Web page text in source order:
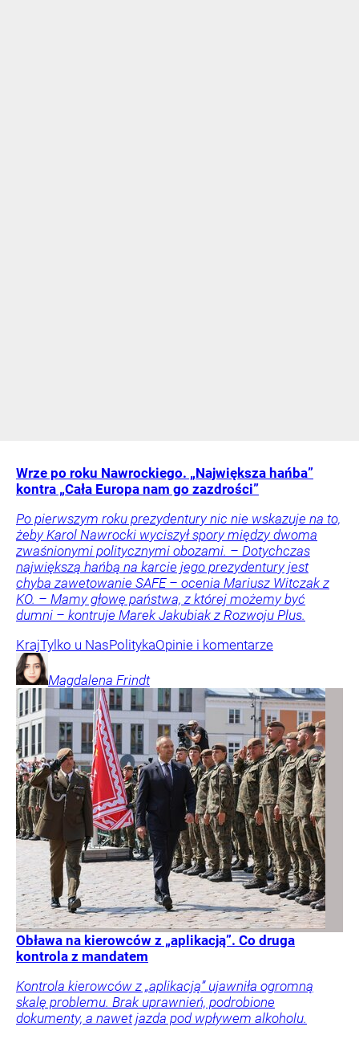
Wrze po roku Nawrockiego. „Największa hańba”
kontra „Cała Europa nam go zazdrości”
Po pierwszym roku prezydentury nic nie wskazuje na to,
żeby Karol Nawrocki wyciszył spory między dwoma
zwaśnionymi politycznymi obozami. – Dotychczas
największą hańbą na karcie jego prezydentury jest
chyba zawetowanie SAFE – ocenia Mariusz Witczak z
KO. – Mamy głowę państwa, z której możemy być
dumni – kontruje Marek Jakubiak z Rozwoju Plus.
KrajTylko u NasPolitykaOpinie i komentarze
Magdalena Frindt
Obława na kierowców z „aplikacją”. Co druga
kontrola z mandatem
Kontrola kierowców z „aplikacją” ujawniła ogromną
skalę problemu. Brak uprawnień, podrobione
dokumenty, a nawet jazda pod wpływem alkoholu.